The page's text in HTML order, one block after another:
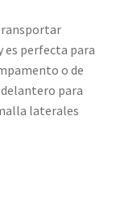
es perfecta para
o de
para
laterales